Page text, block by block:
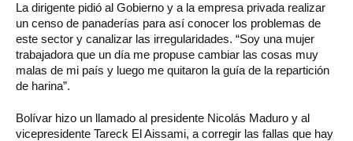
La dirigente pidió al Gobierno y a la empresa privada realizar
un censo de panaderías para así conocer los problemas de
este sector y canalizar las irregularidades. “Soy una mujer
trabajadora que un día me propuse cambiar las cosas muy
malas de mi país y luego me quitaron la guía de la repartición
de harina”.
Bolívar hizo un llamado al presidente Nicolás Maduro y al
vicepresidente Tareck El Aissami, a corregir las fallas que hay